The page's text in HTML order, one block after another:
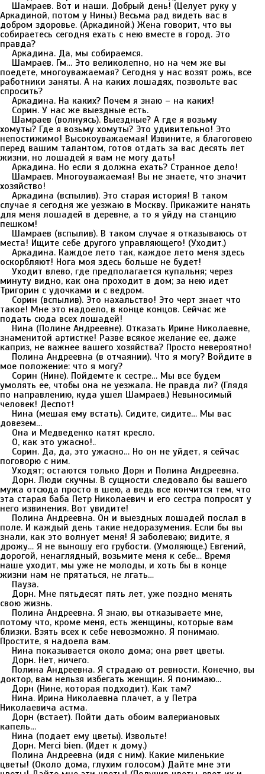
Шамраев. Вот и наши. Добрый день! (Целует руку у
Аркадиной, потом у Нины.) Весьма рад видеть вас в
добром здоровье. (Аркадиной.) Жена говорит, что вы
собираетесь сегодня ехать с нею вместе в город. Это
правда?
Аркадина. Да, мы собираемся.
Шамраев. Гм… Это великолепно, но на чем же вы
поедете, многоуважаемая? Сегодня у нас возят рожь, все
работники заняты. А на каких лошадях, позвольте вас
спросить?
Аркадина. На каких? Почем я знаю – на каких!
Сорин. У нас же выездные есть.
Шамраев (волнуясь). Выездные? А где я возьму
хомуты? Где я возьму хомуты? Это удивительно! Это
непостижимо! Высокоуважаемая! Извините, я благоговею
перед вашим талантом, готов отдать за вас десять лет
жизни, но лошадей я вам не могу дать!
Аркадина. Но если я должна ехать? Странное дело!
Шамраев. Многоуважаемая! Вы не знаете, что значит
хозяйство!
Аркадина (вспылив). Это старая история! В таком
случае я сегодня же уезжаю в Москву. Прикажите нанять
для меня лошадей в деревне, а то я уйду на станцию
пешком!
Шамраев (вспылив). В таком случае я отказываюсь от
места! Ищите себе другого управляющего! (Уходит.)
Аркадина. Каждое лето так, каждое лето меня здесь
оскорбляют! Нога моя здесь больше не будет!
Уходит влево, где предполагается купальня; через
минуту видно, как она проходит в дом; за нею идет
Тригорин с удочками и с ведром.
Сорин (вспылив). Это нахальство! Это черт знает что
такое! Мне это надоело, в конце концов. Сейчас же
подать сюда всех лошадей!
Нина (Полине Андреевне). Отказать Ирине Николаевне,
знаменитой артистке! Разве всякое желание ее, даже
каприз, не важнее вашего хозяйства? Просто невероятно!
Полина Андреевна (в отчаянии). Что я могу? Войдите в
мое положение: что я могу?
Сорин (Нине). Пойдемте к сестре… Мы все будем
умолять ее, чтобы она не уезжала. Не правда ли? (Глядя
по направлению, куда ушел Шамраев.) Невыносимый
человек! Деспот!
Нина (мешая ему встать). Сидите, сидите… Мы вас
довезем…
Она и Медведенко катят кресло.
О, как это ужасно!..
Сорин. Да, да, это ужасно… Но он не уйдет, я сейчас
поговорю с ним.
Уходят; остаются только Дорн и Полина Андреевна.
Дорн. Люди скучны. В сущности следовало бы вашего
мужа отсюда просто в шею, а ведь все кончится тем, что
эта старая баба Петр Николаевич и его сестра попросят у
него извинения. Вот увидите!
Полина Андреевна. Он и выездных лошадей послал в
поле. И каждый день такие недоразумения. Если бы вы
знали, как это волнует меня! Я заболеваю; видите, я
дрожу… Я не выношу его грубости. (Умоляюще.) Евгений,
дорогой, ненаглядный, возьмите меня к себе… Время
наше уходит, мы уже не молоды, и хоть бы в конце
жизни нам не прятаться, не лгать…
Пауза.
Дорн. Мне пятьдесят пять лет, уже поздно менять
свою жизнь.
Полина Андреевна. Я знаю, вы отказываете мне,
потому что, кроме меня, есть женщины, которые вам
близки. Взять всех к себе невозможно. Я понимаю.
Простите, я надоела вам.
Нина показывается около дома; она рвет цветы.
Дорн. Нет, ничего.
Полина Андреевна. Я страдаю от ревности. Конечно, вы
доктор, вам нельзя избегать женщин. Я понимаю…
Дорн (Нине, которая подходит). Как там?
Нина. Ирина Николаевна плачет, а у Петра
Николаевича астма.
Дорн (встает). Пойти дать обоим валериановых
капель…
Нина (подает ему цветы). Извольте!
Дорн. Merci bien. (Идет к дому.)
Полина Андреевна (идя с ним). Какие миленькие
цветы! (Около дома, глухим голосом.) Дайте мне эти